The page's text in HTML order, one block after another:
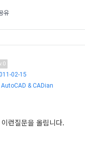
유
02-15
AutoCAD & CADian
런질문을 올림니다.